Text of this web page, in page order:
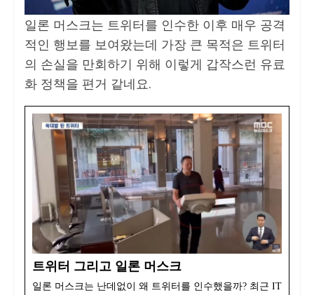
일론 머스크는 트위터를 인수한 이후 매우 공격
적인 행보를 보여왔는데 가장 큰 목적은 트위터
의 손실을 만회하기 위해 이렇게 갑작스런 유료
화 정책을 편거 같네요.
트위터 그리고 일론 머스크
일론 머스크는 난데없이 왜 트위터를 인수했을까? 최근 IT